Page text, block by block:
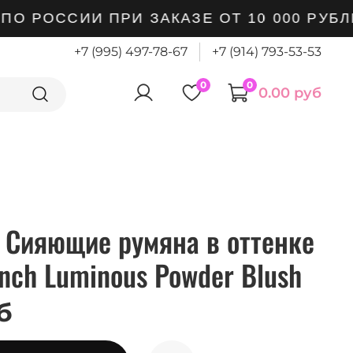
РОССИИ ПРИ ЗАКАЗЕ ОТ 10 000
+7 (995) 497-78-67 +7 (914) 793-53-53
0 0 0.00 руб
румяна в оттенке
Luminous Powder Blush